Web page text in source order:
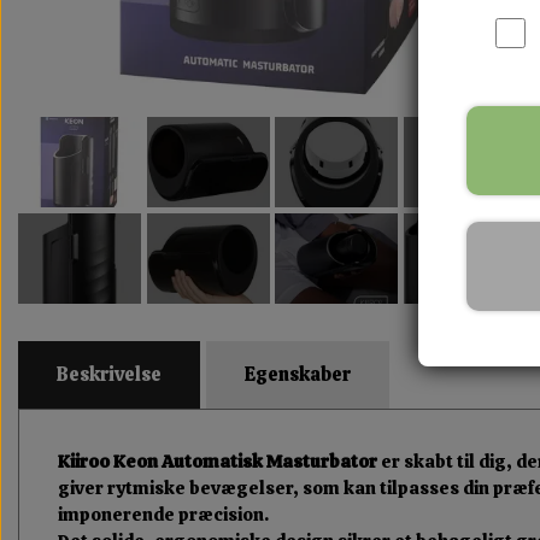
Beskrivelse Egenskaber
Kiiroo Keon Automatisk Masturbator er skabt til dig,
giver rytmiske bevægelser, som kan tilpasses din
imponerende præcision.